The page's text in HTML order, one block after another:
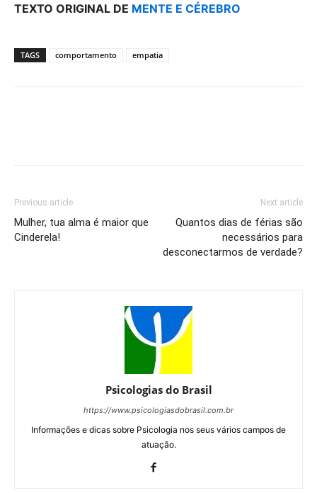
TEXTO ORIGINAL DE MENTE E CÉREBRO
TAGS comportamento empatia
Previous article
Mulher, tua alma é maior que
Cinderela!
Next article
Quantos dias de férias são
necessários para
desconectarmos de verdade?
Psicologias do Brasil
https://www.psicologiasdobrasil.com.br
Informações e dicas sobre Psicologia nos seus vários campos de
atuação.